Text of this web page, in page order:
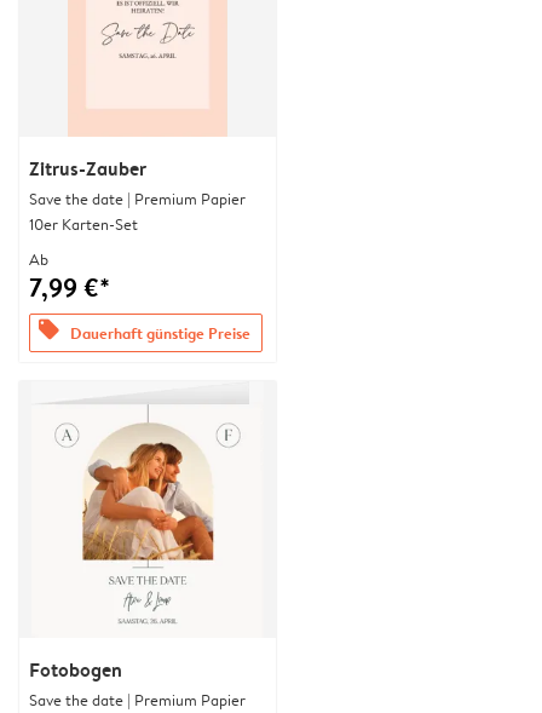
Zitrus-Zauber
Save the date | Premium Papier
10er Karten-Set
Ab
7,99 €*
offers Dauerhaft günstige Preise
Fotobogen
Save the date | Premium Papier